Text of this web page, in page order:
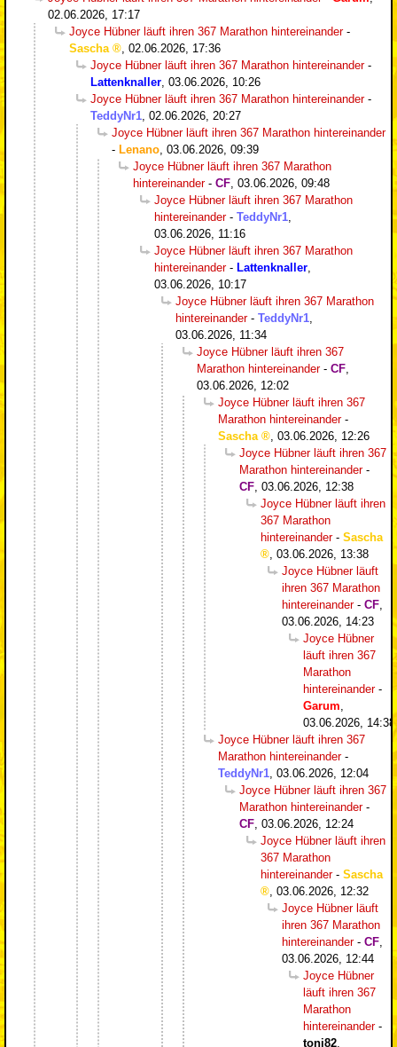
02.06.2026, 17:17
Joyce Hübner läuft ihren 367 Marathon hintereinander-
Sascha
02.06.2026, 17:36
Joyce Hübner läuft ihren 367 Marathon hintereinander-
Lattenknaller 03.06.2026, 10:26
Joyce Hübner läuft ihren 367 Marathon hintereinander-
TeddyNr1 02.06.2026, 20:27
Joyce Hübner läuft ihren 367 Marathon hintereinander
- Lenano 03.06.2026, 09:39
Joyce Hübner läuft ihren 367 Marathon
hintereinander- CF 03.06.2026, 09:48
Joyce Hübner läuft ihren 367 Marathon
hintereinander- TeddyNr1
03.06.2026, 11:16
Joyce Hübner läuft ihren 367 Marathon
hintereinander- Lattenknaller
03.06.2026, 10:17
Joyce Hübner läuft ihren 367 Marathon
hintereinander- TeddyNr1
03.06.2026, 11:34
Joyce Hübner läuft ihren 367
Marathon hintereinander- CF
03.06.2026, 12:02
Joyce Hübner läuft ihren 367
Marathon hintereinander-
Sascha
03.06.2026, 12:26
Joyce Hübner läuft ihren 367
Marathon hintereinander-
CF 03.06.2026, 12:38
Joyce Hübner läuft ihren
367 Marathon
hintereinander- Sascha
03.06.2026, 13:38
Joyce Hübner läuft
ihren 367 Marathon
hintereinander- CF
03.06.2026, 14:23
Joyce Hübner
läuft ihren 367
Marathon
hintereinander-
Garum
03.06.2026, 14:38
Joyce Hübner läuft ihren 367
Marathon hintereinander-
TeddyNr1 03.06.2026, 12:04
Joyce Hübner läuft ihren 367
Marathon hintereinander-
CF 03.06.2026, 12:24
Joyce Hübner läuft ihren
367 Marathon
hintereinander- Sascha
03.06.2026, 12:32
Joyce Hübner läuft
ihren 367 Marathon
hintereinander- CF
03.06.2026, 12:44
Joyce Hübner
läuft ihren 367
Marathon
hintereinander-
toni82